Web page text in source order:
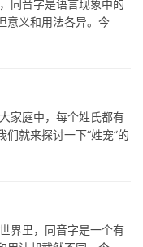
音字是语言现象中的
意义和用法各异。今
庭中，每个姓氏都有
就来探讨一下“姓宠”的
里，同音字是一个有